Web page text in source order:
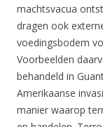
machtsvacua
dragen ook
voedingsbodem
Voorbeelden
behandeld in
Amerikaanse
manier waarop